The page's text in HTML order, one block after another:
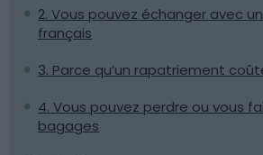
2. Vous pouvez échanger avec
français
3. Parce qu’un rapatriement
4. Vous pouvez perdre ou vous
bagages